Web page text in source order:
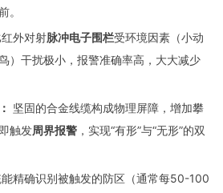
。
外对射脉冲电子围栏受环境因素（小动
）干扰极小，报警准确率高，大大减少
坚固的合金线缆构成物理屏障，增加攀
触发周界报警 ，实现“有形”与“无形”的双
能精确识别被触发的防区（通常每50-100